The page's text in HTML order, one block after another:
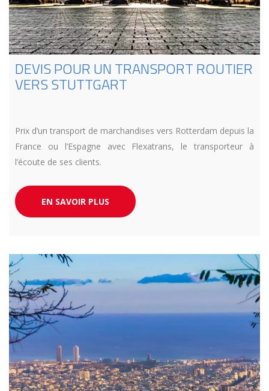
DEVIS POUR UN TRANSPORT ROUTIER
VERS STUTTGART
Prix d’un transport de marchandises vers Rotterdam depuis la
France ou l’Espagne avec Flexatrans, le transporteur à
l’écoute de ses clients.
EN SAVOIR PLUS